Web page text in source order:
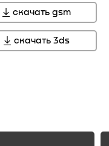
скачать gsm
скачать 3ds